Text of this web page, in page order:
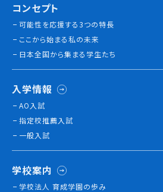
資格・就職
資格について
インターンシップ
活躍する卒業生
学校の特長
チャレンジプログラム
フォローアップレッスン
コンセプト
可能性を応援する3つの特長
ここから始まる私の未来
日本全国から集まる学生たち
入学情報
AO入試
指定校推薦入試
一般入試
学校案内
学校法人 育成学園の歩み